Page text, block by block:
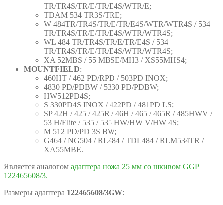
TR/TR4S/TR/E/TR/E4S/WTR/E;
TDAM 534 TR3S/TRE;
W 484TR/TR4S/TR/E/TR/E4S/WTR/WTR4S / 534
TR/TR4S/TR/E/TR/E4S/WTR/WTR4S;
WL 484 TR/TR4S/TR/E/TR/E4S / 534
TR/TR4S/TR/E/TR/E4S/WTR/WTR4S;
XA 52MBS / 55 MBSE/MH3 / XS55MHS4;
MOUNTFIELD:
460HT / 462 PD/RPD / 503PD INOX;
4830 PD/PDBW / 5330 PD/PDBW;
HW512PD4S;
S 330PD4S INOX / 422PD / 481PD LS;
SP 42H / 425 / 425R / 46H / 465 / 465R / 485HWV /
53 H/Elite / 535 / 535 HW/HW V/HW 4S;
M 512 PD/PD 3S BW;
G464 / NG504 / RL484 / TDL484 / RLM534TR /
XA55MBE.
Является аналогом адаптера ножа 25 мм со шкивом GGP
122465608/3.
Размеры адаптера 122465608/3GW: